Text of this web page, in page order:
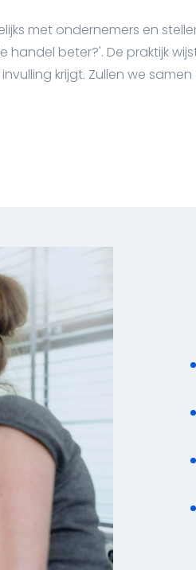
met ondernemers en
beter?'. De praktijk
krijgt. Zullen we